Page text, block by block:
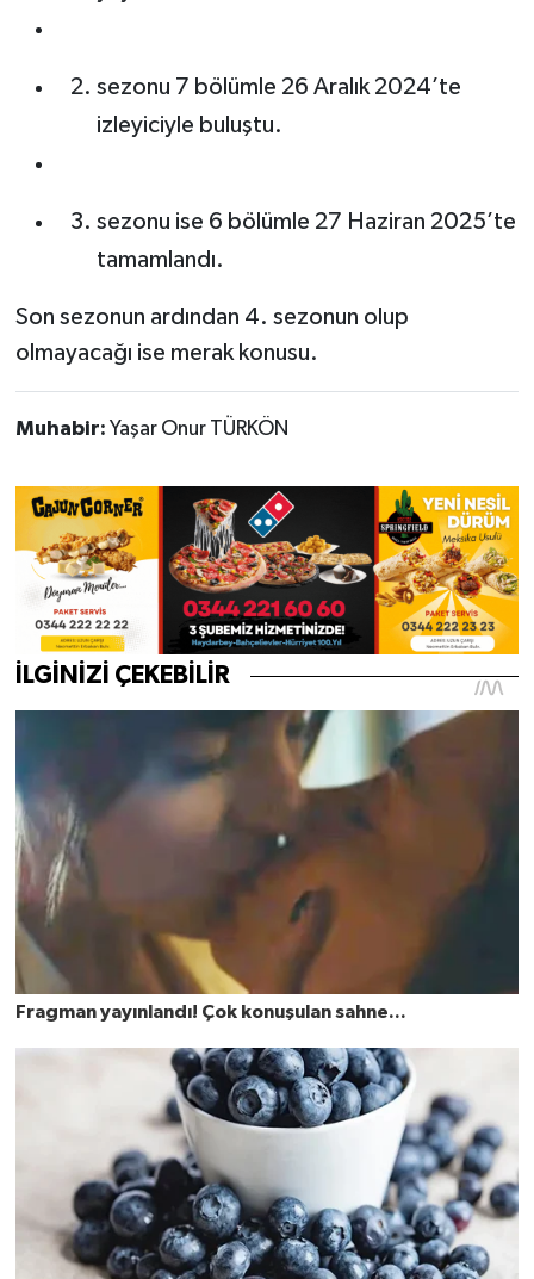
sezonu 7 bölümle 26 Aralık 2024’te
izleyiciyle buluştu.
sezonu ise 6 bölümle 27 Haziran 2025’te
tamamlandı.
Son sezonun ardından 4. sezonun olup
olmayacağı ise merak konusu.
Muhabir: Yaşar Onur TÜRKÖN